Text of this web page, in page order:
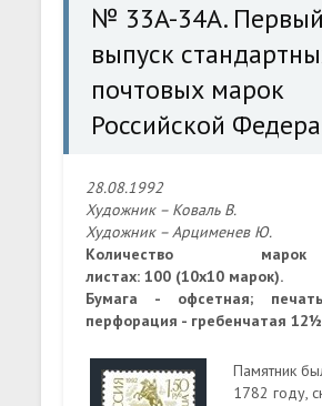
№ 33A-34A. Первый
выпуск
почтовых марок
Российской
28.08.1992
Художник – Коваль В.
Художник – Арцименев Ю.
Количество
листах: 100 (10х10 марок).
Бумага - офсетная;
перфорация - гребенчатая
Памятник
1782 году,